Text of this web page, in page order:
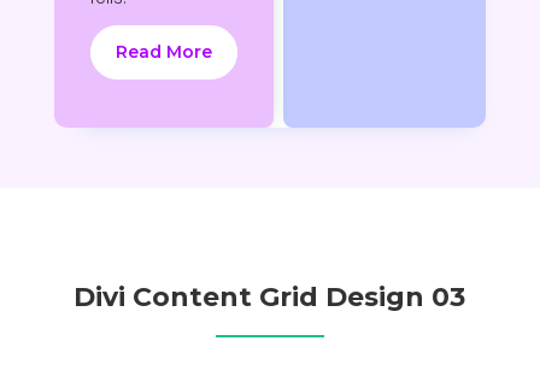
Read More
Divi Content Grid Design 03